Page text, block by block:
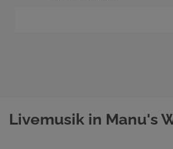
Livemusik in Manu's